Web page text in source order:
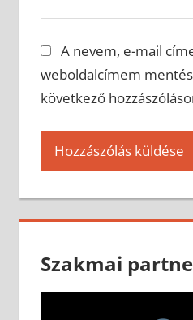
A nevem, e-mail
weboldalcímem
következő
Szakmai